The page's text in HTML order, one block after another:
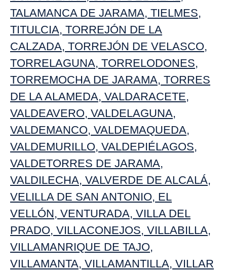
TALAMANCA DE JARAMA, TIELMES,
TITULCIA, TORREJÓN DE LA
CALZADA, TORREJÓN DE VELASCO,
TORRELAGUNA, TORRELODONES,
TORREMOCHA DE JARAMA, TORRES
DE LA ALAMEDA, VALDARACETE,
VALDEAVERO, VALDELAGUNA,
VALDEMANCO, VALDEMAQUEDA,
VALDEMURILLO, VALDEPIÉLAGOS,
VALDETORRES DE JARAMA,
VALDILECHA, VALVERDE DE ALCALÁ,
VELILLA DE SAN ANTONIO, EL
VELLÓN, VENTURADA, VILLA DEL
PRADO, VILLACONEJOS, VILLABILLA,
VILLAMANRIQUE DE TAJO,
VILLAMANTA, VILLAMANTILLA, VILLAR